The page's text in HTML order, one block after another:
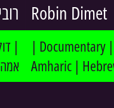
Robin Dimet
| Documentary
Amharic |